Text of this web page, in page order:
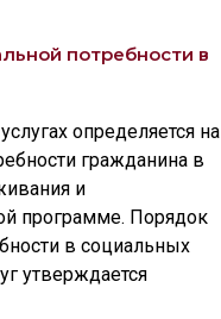
потребности в
определяется на
гражданина в
и
программе. Порядок
в социальных
утверждается